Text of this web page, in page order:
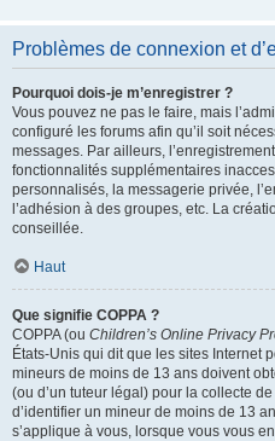
Problèmes de connexion et
Pourquoi dois-je m’enregistrer ?
Vous pouvez ne pas le faire, mais
configuré les forums afin qu’il soit
messages. Par ailleurs,
fonctionnalités supplémentaires
personnalisés, la messagerie privée,
l’adhésion à des groupes, etc. La
conseillée.
Haut
Que signifie COPPA ?
COPPA (ou Children’s Online Privacy
États-Unis qui dit que les sites Internet
mineurs de moins de 13 ans doivent
(ou d’un tuteur légal) pour la collecte
d’identifier un mineur de moins de 13
s’applique à vous, lorsque vous vous